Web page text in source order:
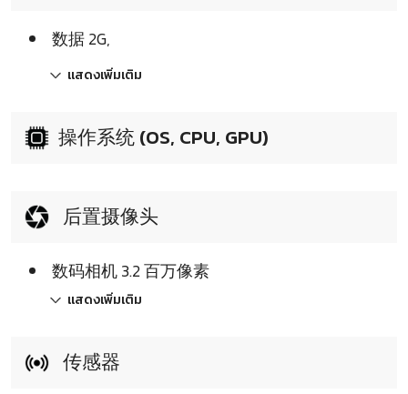
数据 2G,
แสดงเพิ่มเติม
操作系统 (OS, CPU, GPU)
后置摄像头
数码相机 3.2 百万像素
แสดงเพิ่มเติม
传感器